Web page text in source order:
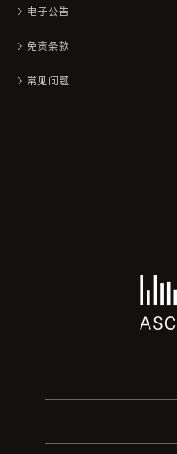
电子公告
免责条款
常见问题